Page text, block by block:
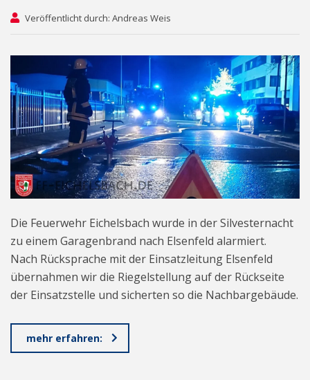
Veröffentlicht durch: Andreas Weis
Die Feuerwehr Eichelsbach wurde in der Silvesternacht
zu einem Garagenbrand nach Elsenfeld alarmiert.
Nach Rücksprache mit der Einsatzleitung Elsenfeld
übernahmen wir die Riegelstellung auf der Rückseite
der Einsatzstelle und sicherten so die Nachbargebäude.
mehr erfahren: